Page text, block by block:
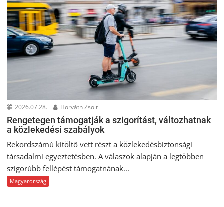
2026.07.28. Horváth Zsolt
Rengetegen támogatják a szigorítást, változhatnak
a közlekedési szabályok
Rekordszámú kitöltő vett részt a közlekedésbiztonsági
társadalmi egyeztetésben. A válaszok alapján a legtöbben
szigorúbb fellépést támogatnának...
Magyarország